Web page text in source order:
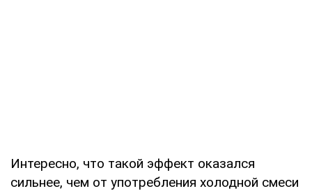
Интересно, что такой эффект оказался
сильнее, чем от употребления холодной смеси